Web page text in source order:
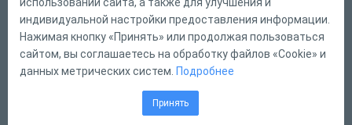
Русский
Справка
Форма обратной связи
индивидуальной настройки предоставления информации.
Нажимая кнопку «Принять» или продолжая пользоваться
сайтом, вы соглашаетесь на обработку файлов «Cookie» и
данных метрических систем. Подробнее
Принять